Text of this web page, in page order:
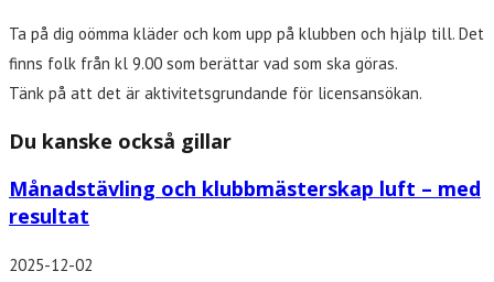
Ta på dig oömma kläder och kom upp på klubben och hjälp till. Det
finns folk från kl 9.00 som berättar vad som ska göras.
Tänk på att det är aktivitetsgrundande för licensansökan.
Du kanske också gillar
Månadstävling och klubbmästerskap luft – med
resultat
2025-12-02